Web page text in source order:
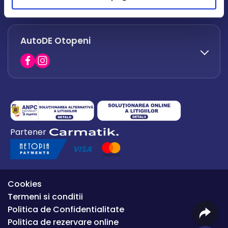
office.afumati@autode.ro
0730 063 852
0730 063 851
AutoDE Otopeni
0754 649 360
office.premium@autode.ro
Partener
Cookies
Termeni si conditii
Politica de Confidentialitate
Politica de rezervare online